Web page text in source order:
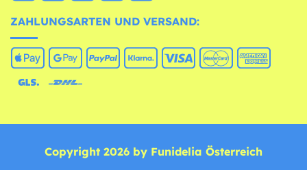
ZAHLUNGSARTEN UND VERSAND:
Copyright 2026 by Funidelia Österreich